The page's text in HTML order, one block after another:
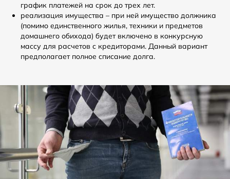
график платежей на срок до трех лет.
реализация имущества – при ней имущество должника
(помимо единственного жилья, техники и предметов
домашнего обихода) будет включено в конкурсную
массу для расчетов с кредиторами. Данный вариант
предполагает полное списание долга.